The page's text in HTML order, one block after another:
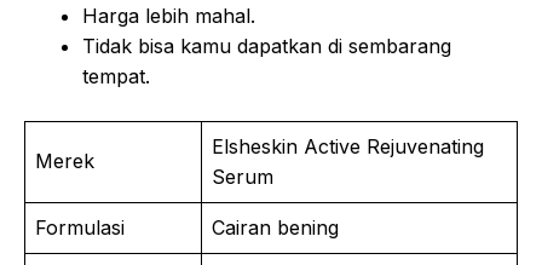
Harga lebih mahal.
Tidak bisa kamu dapatkan di sembarang
tempat.
Merek
Elsheskin Active Rejuvenating
Serum
Formulasi Cairan bening